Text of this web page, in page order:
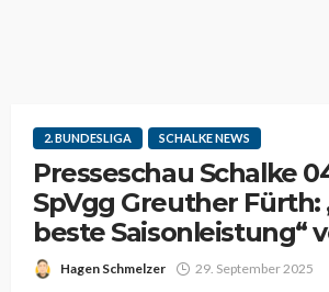
2. BUNDESLIGA SCHALKE NEWS
Presseschau Schalke
SpVgg Greuther Fürth:
beste Saisonleistung“
Hagen Schmelzer 29. September 2025